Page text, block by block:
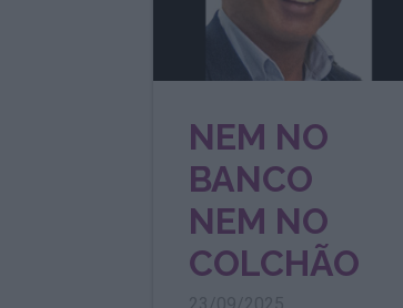
NEM NO
BANCO
NEM NO
COLCHÃO